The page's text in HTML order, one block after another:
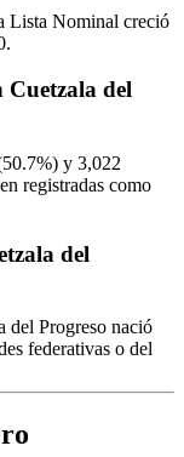
Lista Nominal creció
Cuetzala del
50.7%) y 3,022
registradas como
del
del Progreso nació
federativas o del